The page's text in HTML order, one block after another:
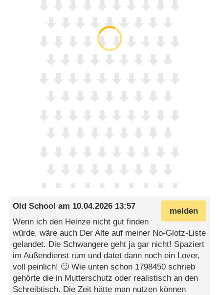
melden
Old School am 10.04.2026 13:57
Wenn ich den Heinze nicht gut finden
würde, wäre auch Der Alte auf meiner No-Glotz-Liste
gelandet. Die Schwangere geht ja gar nicht! Spaziert
im Außendienst rum und datet dann noch ein Lover,
voll peinlich! 🙄 Wie unten schon 1798450 schrieb
gehörte die in Mutterschutz oder realistisch an den
Schreibtisch. Die Zeit hätte man nutzen können